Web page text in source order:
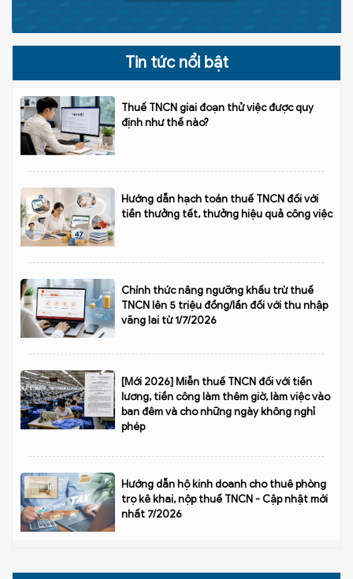
Tin tức nổi bật
Thuế TNCN giai đoạn thử việc được quy
định như thế nào?
Hướng dẫn hạch toán thuế TNCN đối với
tiền thưởng tết, thưởng hiệu quả công việc
Chính thức nâng ngưỡng khấu trừ thuế
TNCN lên 5 triệu đồng/lần đối với thu nhập
vãng lai từ 1/7/2026
[Mới 2026] Miễn thuế TNCN đối với tiền
lương, tiền công làm thêm giờ, làm việc vào
ban đêm và cho những ngày không nghỉ
phép
Hướng dẫn hộ kinh doanh cho thuê phòng
trọ kê khai, nộp thuế TNCN - Cập nhật mới
nhất 7/2026